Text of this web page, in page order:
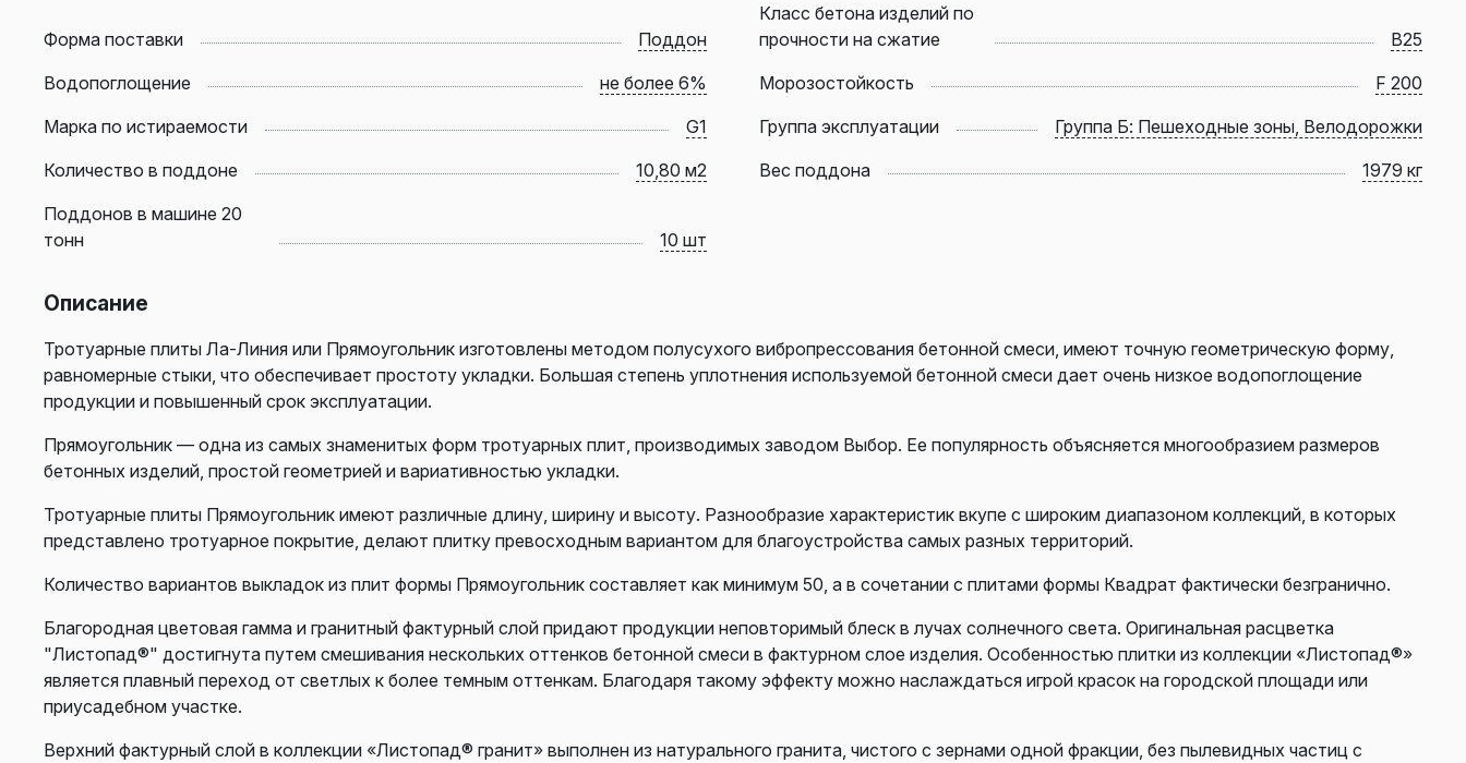
Форма поставки Поддон
Класс бетона изделий по
прочности на сжатие
B25
Водопоглощение
не более 6% Морозостойкость
F 200
Марка по истираемости
G1 Группа эксплуатации
Группа Б: Пешеходные зоны, Велодорожки
Количество в поддоне
10,80 м2 Вес поддона
1979 кг
Поддонов в машине 20
тонн
10 шт
Описание
Тротуарные плиты Ла-Линия или Прямоугольник изготовлены методом полусухого вибропрессования бетонной смеси, имеют точную геометрическую форму,
равномерные стыки, что обеспечивает простоту укладки. Большая степень уплотнения используемой бетонной смеси дает очень низкое водопоглощение
продукции и повышенный срок эксплуатации.
Прямоугольник — одна из самых знаменитых форм тротуарных плит, производимых заводом Выбор. Ее популярность объясняется многообразием размеров
бетонных изделий, простой геометрией и вариативностью укладки.
Тротуарные плиты Прямоугольник имеют различные длину, ширину и высоту. Разнообразие характеристик вкупе с широким диапазоном коллекций, в которых
представлено тротуарное покрытие, делают плитку превосходным вариантом для благоустройства самых разных территорий.
Количество вариантов выкладок из плит формы Прямоугольник составляет как минимум 50, а в сочетании с плитами формы Квадрат фактически безгранично.
Благородная цветовая гамма и гранитный фактурный слой придают продукции неповторимый блеск в лучах солнечного света. Оригинальная расцветка
"Листопад®" достигнута путем смешивания нескольких оттенков бетонной смеси в фактурном слое изделия. Особенностью плитки из коллекции «Листопад®»
является плавный переход от светлых к более темным оттенкам. Благодаря такому эффекту можно наслаждаться игрой красок на городской площади или
приусадебном участке.
Верхний фактурный слой в коллекции «Листопад® гранит» выполнен из натурального гранита, чистого с зернами одной фракции, без пылевидных частиц с